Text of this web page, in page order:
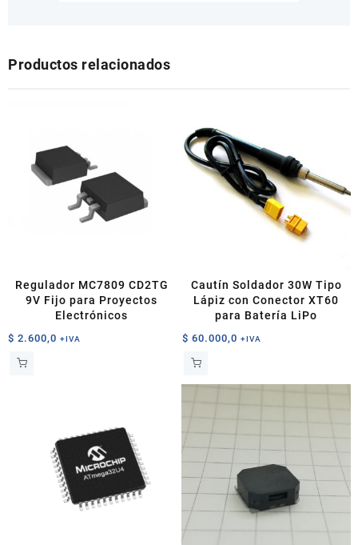
Productos relacionados
Regulador MC7809 CD2TG
9V Fijo para Proyectos
Electrónicos
$ 2.600,0 +IVA
Cautín Soldador 30W Tipo
Lápiz con Conector XT60
para Batería LiPo
$ 60.000,0 +IVA